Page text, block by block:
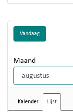
Vandaag
Maand
Kalender Lijst